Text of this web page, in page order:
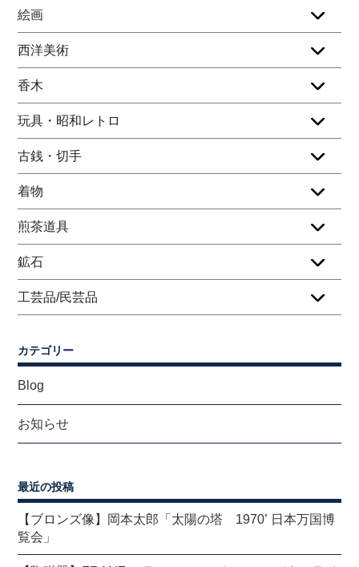
絵画
西洋美術
香木
玩具・昭和レトロ
古銭・切手
着物
煎茶道具
鉱石
工芸品/民芸品
カテゴリー
Blog
お知らせ
最近の投稿
【ブロンズ像】岡本太郎「太陽の塔 1970’ 日本万国博
覧会」